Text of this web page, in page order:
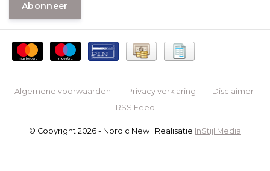
Abonneer
Algemene voorwaarden Privacy verklaring Disclaimer
RSS Feed
© Copyright 2026 - Nordic New | Realisatie InStijl Media